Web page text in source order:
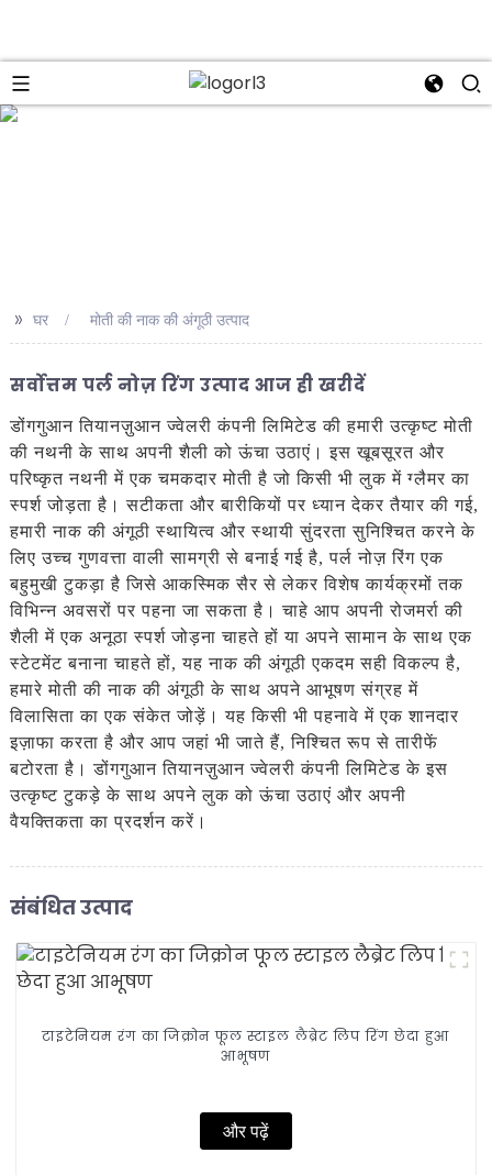
>> घर मोती की नाक की अंगूठी उत्पाद
सर्वोत्तम पर्ल नोज़ रिंग उत्पाद आज ही खरीदें
डोंगगुआन तियानज़ुआन ज्वेलरी कंपनी लिमिटेड की हमारी उत्कृष्ट मोती
की नथनी के साथ अपनी शैली को ऊंचा उठाएं। इस खूबसूरत और
परिष्कृत नथनी में एक चमकदार मोती है जो किसी भी लुक में ग्लैमर का
स्पर्श जोड़ता है। सटीकता और बारीकियों पर ध्यान देकर तैयार की गई,
हमारी नाक की अंगूठी स्थायित्व और स्थायी सुंदरता सुनिश्चित करने के
लिए उच्च गुणवत्ता वाली सामग्री से बनाई गई है, पर्ल नोज़ रिंग एक
बहुमुखी टुकड़ा है जिसे आकस्मिक सैर से लेकर विशेष कार्यक्रमों तक
विभिन्न अवसरों पर पहना जा सकता है। चाहे आप अपनी रोजमर्रा की
शैली में एक अनूठा स्पर्श जोड़ना चाहते हों या अपने सामान के साथ एक
स्टेटमेंट बनाना चाहते हों, यह नाक की अंगूठी एकदम सही विकल्प है,
हमारे मोती की नाक की अंगूठी के साथ अपने आभूषण संग्रह में
विलासिता का एक संकेत जोड़ें। यह किसी भी पहनावे में एक शानदार
इज़ाफा करता है और आप जहां भी जाते हैं, निश्चित रूप से तारीफें
बटोरता है। डोंगगुआन तियानज़ुआन ज्वेलरी कंपनी लिमिटेड के इस
उत्कृष्ट टुकड़े के साथ अपने लुक को ऊंचा उठाएं और अपनी
वैयक्तिकता का प्रदर्शन करें।
संबंधित उत्पाद
टाइटेनियम रंग का जिक्रोन फूल स्टाइल लैब्रेट लिप रिंग छेदा हुआ
आभूषण
और पढ़ें